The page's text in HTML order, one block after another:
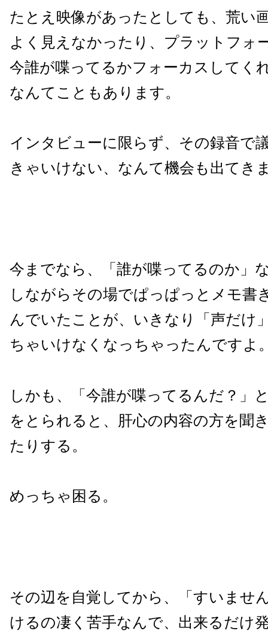
たとえ映像があったとしても、荒い
よく見えなかったり、プラットフォ
今誰が喋ってるかフォーカスしてく
なんてこともあります。
インタビューに限らず、その録音で
きゃいけない、なんて機会も出てき
今までなら、「誰が喋ってるのか」
しながらその場でぱっぱっとメモ書
んでいたことが、いきなり「声だけ
ちゃいけなくなっちゃったんですよ
しかも、「今誰が喋ってるんだ？」
をとられると、肝心の内容の方を聞
たりする。
めっちゃ困る。
その辺を自覚してから、「すいませ
けるの凄く苦手なんで、出来るだけ